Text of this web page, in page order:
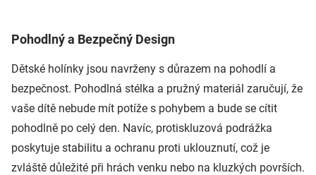
Pohodlný a Bezpečný Design
Dětské holínky jsou navrženy s důrazem na pohodlí a
bezpečnost. Pohodlná stélka a pružný materiál zaručují, že
vaše dítě nebude mít potíže s pohybem a bude se cítit
pohodlně po celý den. Navíc, protiskluzová podrážka
poskytuje stabilitu a ochranu proti uklouznutí, což je
zvláště důležité při hrách venku nebo na kluzkých površích.